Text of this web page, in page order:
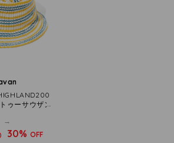
ゥーサウザン
30% OFF